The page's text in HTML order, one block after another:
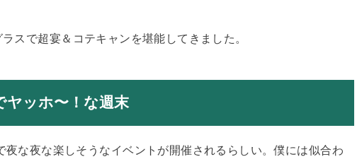
スで超宴＆コテキャンを堪能してきました。
ヤッホ〜！な週末
夜な夜な楽しそうなイベントが開催されるらしい。僕には似合わ